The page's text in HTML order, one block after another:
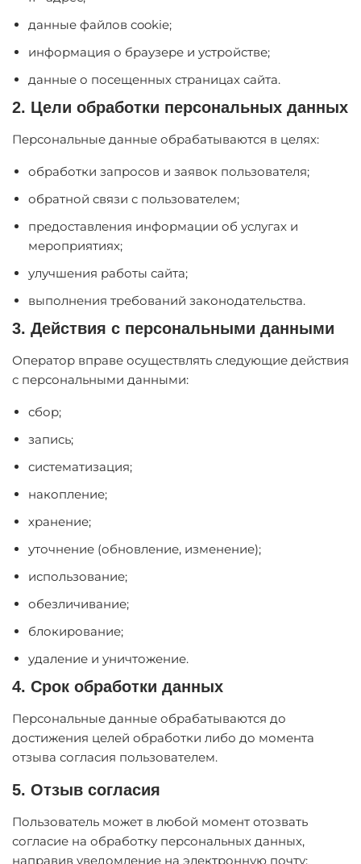
данные файлов cookie;
информация о браузере и устройстве;
данные о посещенных страницах сайта.
2. Цели обработки персональных данных
Персональные данные обрабатываются в целях:
обработки запросов и заявок пользователя;
обратной связи с пользователем;
предоставления информации об услугах и
мероприятиях;
улучшения работы сайта;
выполнения требований законодательства.
3. Действия с персональными данными
Оператор вправе осуществлять следующие действия
с персональными данными:
сбор;
запись;
систематизация;
накопление;
хранение;
уточнение (обновление, изменение);
использование;
обезличивание;
блокирование;
удаление и уничтожение.
4. Срок обработки данных
Персональные данные обрабатываются до
достижения целей обработки либо до момента
отзыва согласия пользователем.
5. Отзыв согласия
Пользователь может в любой момент отозвать
согласие на обработку персональных данных,
направив уведомление на электронную почту: